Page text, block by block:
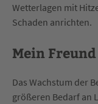
Wetterlagen mit
Schaden anrichten.
Mein
Das Wachstum der
größeren Bedarf an